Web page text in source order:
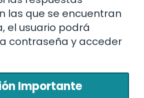
las que se encuentran
el usuario podrá
contraseña y acceder
Importante